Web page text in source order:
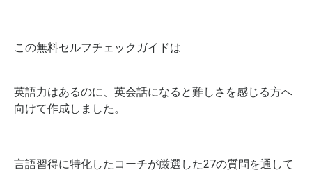
この無料セルフチェックガイドは
英語力はあるのに、英会話になると難しさを感じる方へ
向けて作成しました。
言語習得に特化したコーチが厳選した27の質問を通して